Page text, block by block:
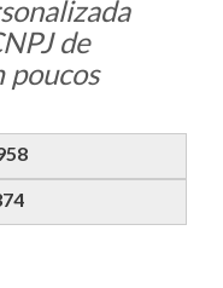
de
poucos